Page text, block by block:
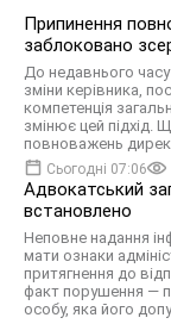
Припинення
заблоковано
До недавнього
зміни керівника,
компетенція
змінює цей підхід.
повноважень
Сьогодні 07:06
Адвокатський
встановлено
Неповне надання
мати ознаки
притягнення до
факт порушення —
особу, яка його